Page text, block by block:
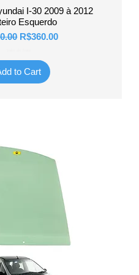
View
I-30 2009 à 2012
Esquerdo
Price
Sale Price
R$360.00
to Cart